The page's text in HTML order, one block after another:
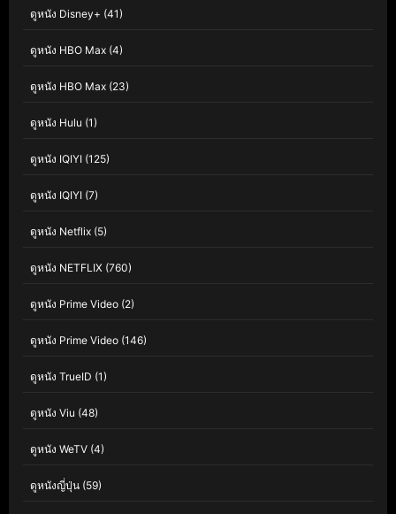
ดูหนัง Disney+ (41)
ดูหนัง HBO Max (4)
ดูหนัง HBO Max (23)
ดูหนัง Hulu (1)
ดูหนัง IQIYI (125)
ดูหนัง IQIYI (7)
ดูหนัง Netflix (5)
ดูหนัง NETFLIX (760)
ดูหนัง Prime Video (2)
ดูหนัง Prime Video (146)
ดูหนัง TrueID (1)
ดูหนัง Viu (48)
ดูหนัง WeTV (4)
ดูหนังญี่ปุ่น (59)